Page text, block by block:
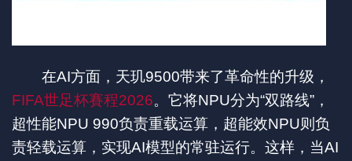
在AI方面，天玑9500带来了革命性的升级，
FIFA世足杯賽程2026。它将NPU分为“双路线”，
超性能NPU 990负责重载运算，超能效NPU则负
责轻载运算，实现AI模型的常驻运行。这样，当AI